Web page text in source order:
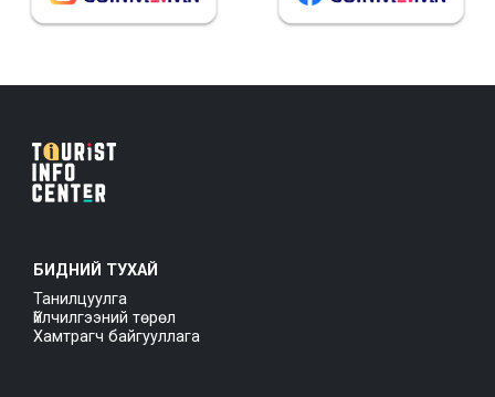
БИДНИЙ ТУХАЙ
Танилцуулга
Үйлчилгээний төрөл
Хамтрагч байгууллага